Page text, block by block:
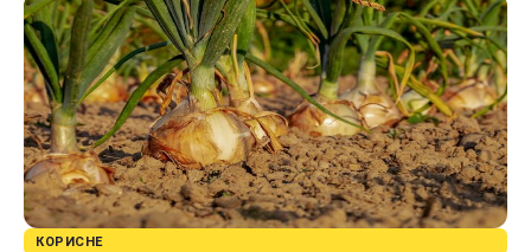
КОРИСНЕ